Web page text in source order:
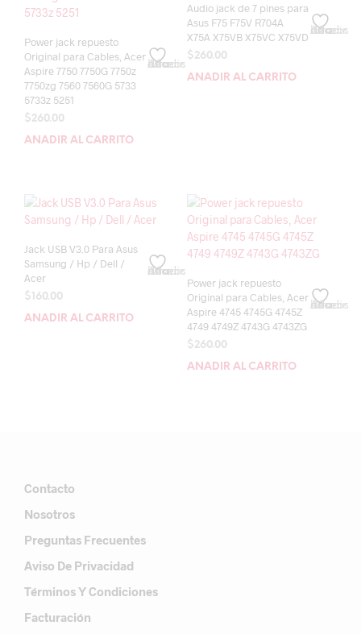
Añadir a la lista de deseos
Power jack repuesto
Original para Cables, Acer
Aspire 7750 7750G 7750z
7750zg 7560 7560G 5733
5733z 5251
$260.00
AÑADIR AL CARRITO
Añadir a la lista de deseos
Audio jack de 7 pines para
Asus F75 F75V R704A
X75A X75VB X75VC X75VD
$260.00
AÑADIR AL CARRITO
Añadir a la lista de deseos
Jack USB V3.0 Para Asus
Samsung / Hp / Dell /
Acer
$ 160.00
AÑADIR AL CARRITO
Añadir a la lista de deseos
Power jack repuesto
Original para Cables, Acer
Aspire 4745 4745G 4745Z
4749 4749Z 4743G 4743ZG
$260.00
AÑADIR AL CARRITO
Contacto
Nosotros
Preguntas Frecuentes
Aviso De Privacidad
Términos Y Condiciones
Facturación